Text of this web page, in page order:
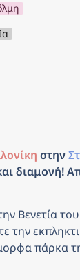
στην
διαμονή!
Βενετία
την
πάρκα